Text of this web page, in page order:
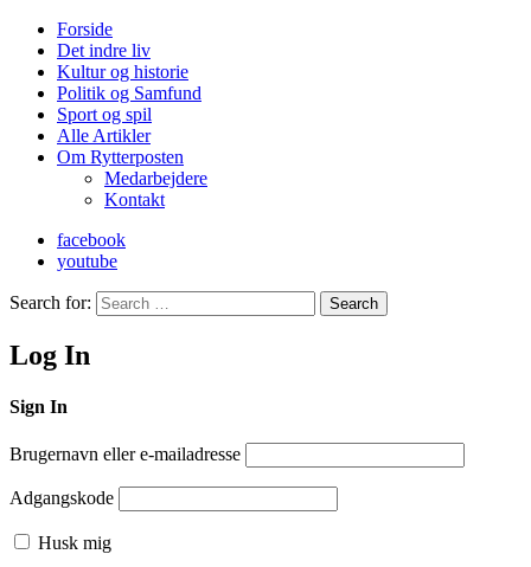
Forside
Det indre liv
Kultur og historie
Politik og Samfund
Sport og spil
Alle Artikler
Om Rytterposten
Medarbejdere
Kontakt
facebook
youtube
Search for: Search
Log In
Sign In
Brugernavn eller e-mailadresse
Adgangskode
Husk mig